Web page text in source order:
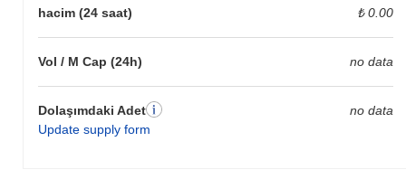
hacim (24 saat) ₺ 0.00
Vol / M Cap (24h) no data
Dolaşımdaki Adet
Update supply form
no data